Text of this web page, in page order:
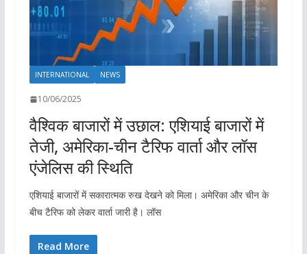
INTERNATIONAL NEWS
10/06/2025
वैश्विक बाजारों में उछाल: एशियाई बाजारों में
तेजी, अमेरिका-चीन टैरिफ वार्ता और लॉस
एंजेलिस की स्थिति
एशियाई बाजारों में सकारात्मक रुख देखने को मिला। अमेरिका और चीन के
बीच टैरिफ को लेकर वार्ता जारी है। लॉस
Read More